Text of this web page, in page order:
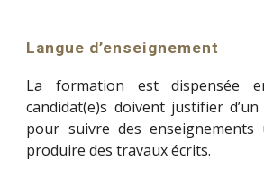
Langue d’enseignement
La formation est dispensée
candidat(e)s doivent justifier
pour suivre des enseignements
produire des travaux écrits.